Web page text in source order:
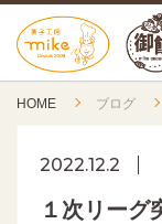
HOME ブログ
2022.12.2
１次リーグ